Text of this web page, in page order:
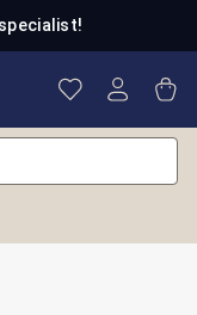
Je hebt 0